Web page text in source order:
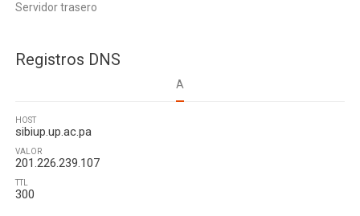
Servidor trasero
Registros DNS
A
HOST
sibiup.up.ac.pa
VALOR
201.226.239.107
TTL
300